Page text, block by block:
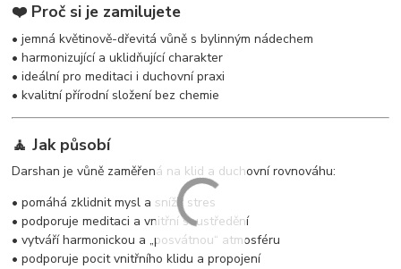
❤️ Proč si je zamilujete
• jemná květinově-dřevitá vůně s bylinným nádechem
• harmonizující a uklidňující charakter
• ideální pro meditaci i duchovní praxi
• kvalitní přírodní složení bez chemie
🧘 Jak působí
Darshan je vůně zaměřená na klid a duchovní rovnováhu:
• pomáhá zklidnit mysl a snížit stres
• podporuje meditaci a vnitřní soustředění
• vytváří harmonickou a „posvátnou“ atmosféru
• podporuje pocit vnitřního klidu a propojení